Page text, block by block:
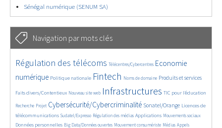
Sénégal numérique (SENUM SA)
Navigation par mots clés
4599/5555
Régulation des télécoms
360/5555 Télécentres/Cybercentres
3696/5555
Economie
numérique
1836/5555 Politique nationale
5139/5555 Fintech
666/5555 Noms de domaine
2352/5555 Produits et services
1597/5555
Faits divers/Contentieux Nouveau site web Infrastructures TIC pour l’éducation
Recherche
246/5555Projet
3562/5555 Cybersécurité/Cybercriminalité
2293/5555 Sonatel/Orange
1621/5555
Licences de
télécommunications
286/5555 Sudatel/Expresso
1022/5555 Régulation des médias
1493/5555 Applications
1178/5555 Mouvements sociaux
1658/5555
Données personnelles
141/5555 Big Data/Données ouvertes
616/5555 Mouvement consumériste
371/5555 Médias
656/5555 Appels